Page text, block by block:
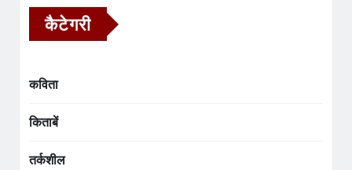
कैटेगरी
कविता
किताबें
तर्कशील